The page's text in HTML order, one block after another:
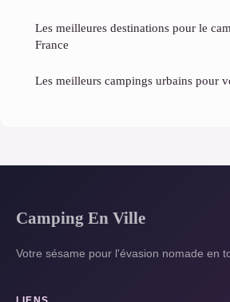
Les meilleures destinations pour le
France
Les meilleurs campings urbains pour
Camping En Ville
Votre sésame pour l'évasion nomade en